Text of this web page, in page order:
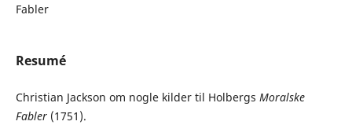
Fabler
Resumé
Christian Jackson om nogle kilder til Holbergs Moralske
Fabler (1751).